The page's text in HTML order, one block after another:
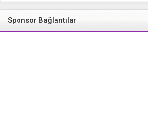
Sponsor Bağlantılar